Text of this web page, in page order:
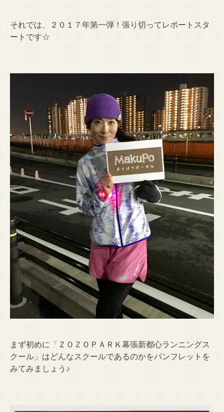
それでは、２０１７年第一弾！張り切ってレポートスタ
ートです☆
まず初めに「ＺＯＺＯＰＡＲＫ幕張新都心ランニングス
クール」はどんなスクールであるのかをパンフレットを
みてみましょう♪